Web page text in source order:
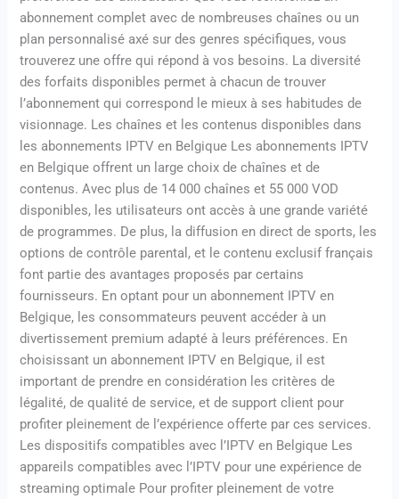
abonnement complet avec de nombreuses chaînes ou un
plan personnalisé axé sur des genres spécifiques, vous
trouverez une offre qui répond à vos besoins. La diversité
des forfaits disponibles permet à chacun de trouver
l’abonnement qui correspond le mieux à ses habitudes de
visionnage. Les chaînes et les contenus disponibles dans
les abonnements IPTV en Belgique Les abonnements IPTV
en Belgique offrent un large choix de chaînes et de
contenus. Avec plus de 14 000 chaînes et 55 000 VOD
disponibles, les utilisateurs ont accès à une grande variété
de programmes. De plus, la diffusion en direct de sports, les
options de contrôle parental, et le contenu exclusif français
font partie des avantages proposés par certains
fournisseurs. En optant pour un abonnement IPTV en
Belgique, les consommateurs peuvent accéder à un
divertissement premium adapté à leurs préférences. En
choisissant un abonnement IPTV en Belgique, il est
important de prendre en considération les critères de
légalité, de qualité de service, et de support client pour
profiter pleinement de l’expérience offerte par ces services.
Les dispositifs compatibles avec l’IPTV en Belgique Les
appareils compatibles avec l’IPTV pour une expérience de
streaming optimale Pour profiter pleinement de votre